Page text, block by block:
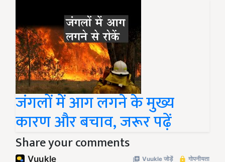
जंगलों में आग लगने के मुख्य
कारण और बचाव, जरूर पढ़ें
Share your comments